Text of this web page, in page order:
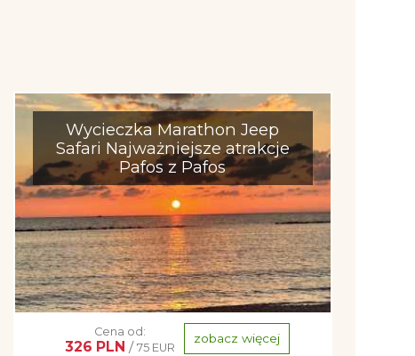
Wycieczka Marathon Jeep
Safari Najważniejsze atrakcje
Pafos z Pafos
Cena od:
326 PLN / 75 EUR
zobacz więcej